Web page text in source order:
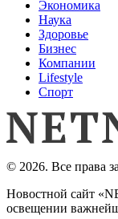
Экономика
Наука
Здоровье
Бизнес
Компании
Lifestyle
Спорт
© 2026. Все права
Новостной сайт
освещении